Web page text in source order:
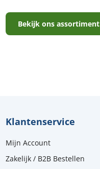
Bekijk ons assortiment
Klantenservice
Mijn Account
Zakelijk / B2B Bestellen